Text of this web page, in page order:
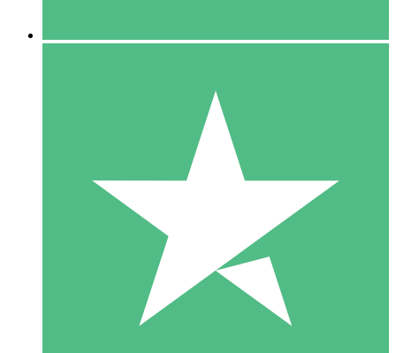
10 Downloaden
20 00